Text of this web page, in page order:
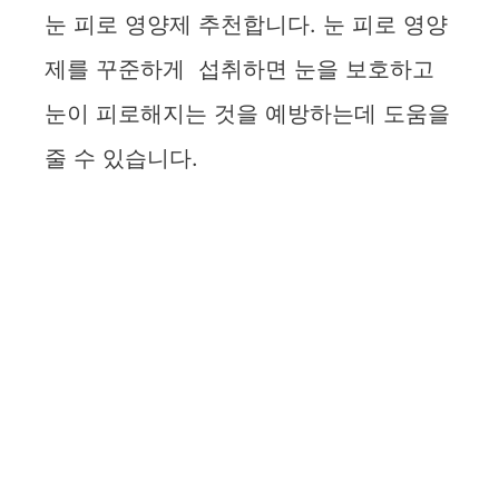
눈 피로 영양제 추천합니다. 눈 피로 영양
제를 꾸준하게 섭취하면 눈을 보호하고
눈이 피로해지는 것을 예방하는데 도움을
줄 수 있습니다.